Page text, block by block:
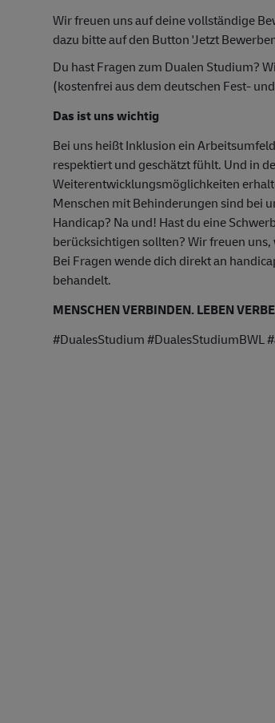
Wir freuen uns auf deine vollständige
dazu bitte auf den Button 'Jetzt
Du hast Fragen zum Dualen Studium?
(kostenfrei aus dem deutschen Fest-
Das ist uns wichtig
Bei uns heißt Inklusion ein
respektiert und geschätzt fühlt. Und in
Weiterentwicklungsmöglichkeiten
Menschen mit Behinderungen sind bei
Handicap? Na und! Hast du eine
berücksichtigen sollten? Wir freuen
Bei Fragen wende dich direkt an
behandelt.
MENSCHEN VERBINDEN. LEBEN
#DualesStudium